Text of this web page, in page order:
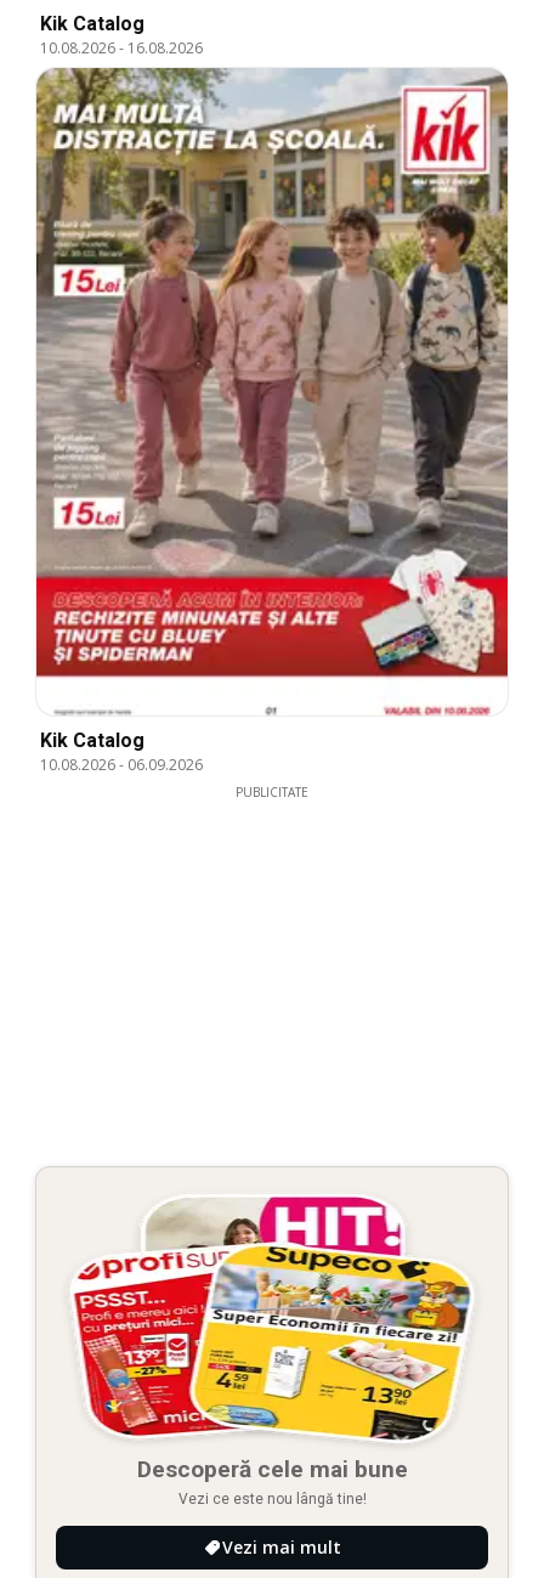
Kik Catalog
10.08.2026- 16.08.2026
Kik Catalog
10.08.2026- 06.09.2026
PUBLICITATE
Descoperă cele mai bune
Vezi ce este nou lângă tine!
Vezi mai mult